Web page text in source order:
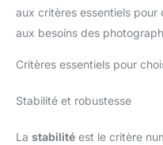
aux critères essentiels
aux besoins des
Critères essentiels pour
Stabilité et robustesse
La stabilité est le critère